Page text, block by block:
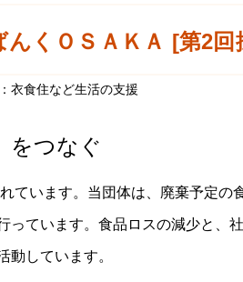
んくＯＳＡＫＡ [第2回
衣食住など生活の支援
をつなぐ
ています。当団体は、廃棄予定の
ています。食品ロスの減少と、
しています。